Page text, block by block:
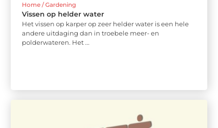
Home / Gardening
Vissen op helder water
Het vissen op karper op zeer helder water is een hele
andere uitdaging dan in troebele meer- en
polderwateren. Het ...